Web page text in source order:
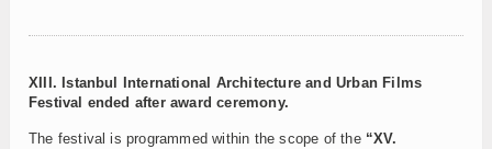
XIII. Istanbul International Architecture and Urban Films
Festival ended after award ceremony.
The festival is programmed within the scope of the “XV.